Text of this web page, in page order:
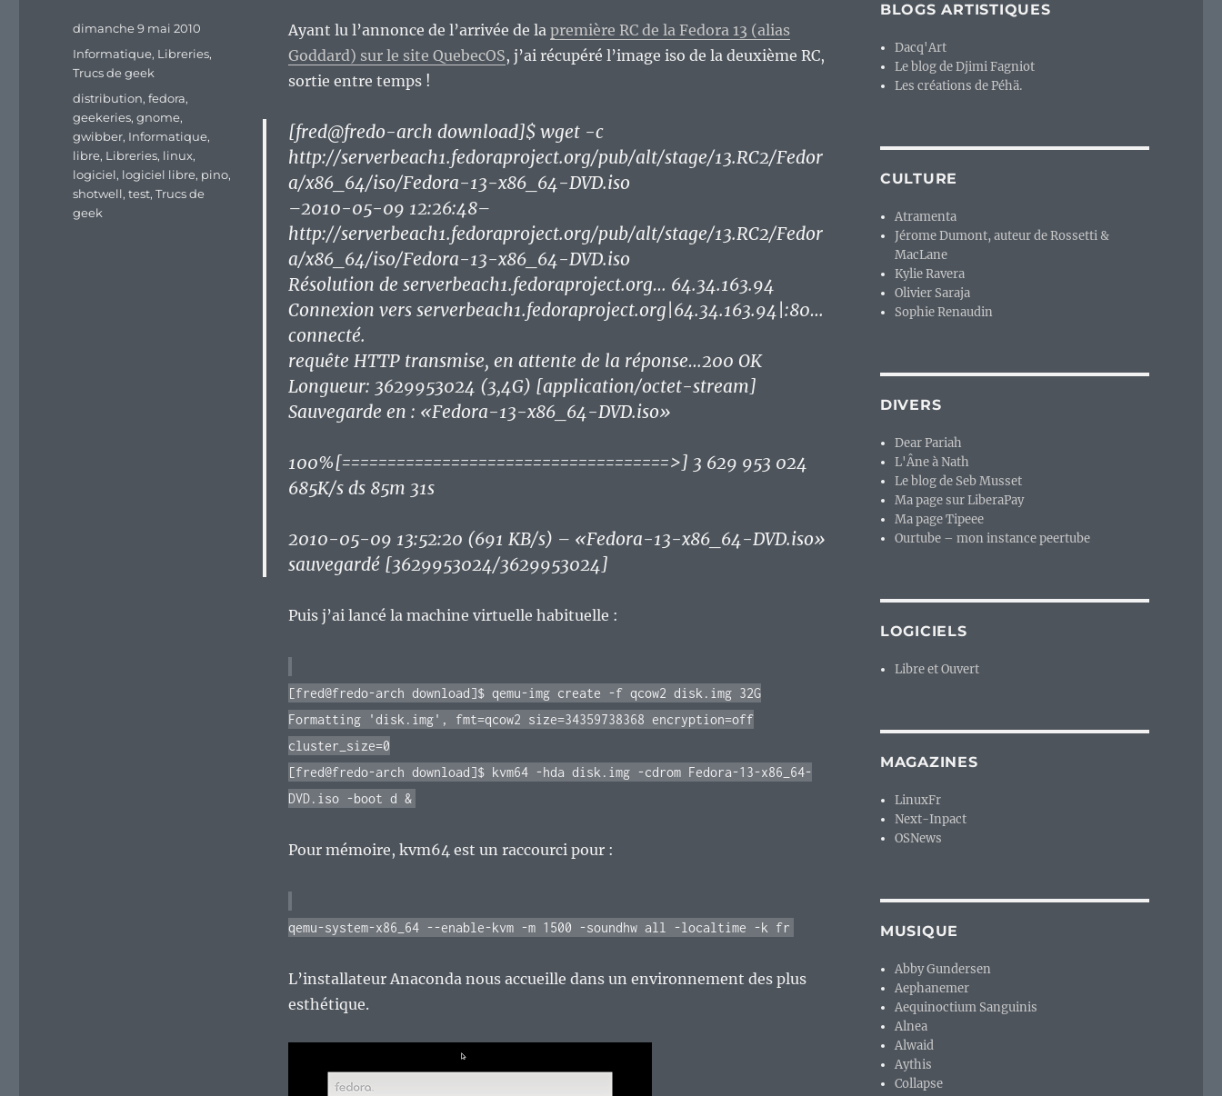
Ayant lu l’annonce de l’arrivée de la première RC de la Fedora 13 (alias
Goddard) sur le site QuebecOS, j’ai récupéré l’image iso de la deuxième RC,
sortie entre temps !
[fred@fredo-arch download]$ wget -c
http://serverbeach1.fedoraproject.org/pub/alt/stage/13.RC2/Fedor
a/x86_64/iso/Fedora-13-x86_64-DVD.iso
–2010-05-09 12:26:48–
http://serverbeach1.fedoraproject.org/pub/alt/stage/13.RC2/Fedor
a/x86_64/iso/Fedora-13-x86_64-DVD.iso
Résolution de serverbeach1.fedoraproject.org… 64.34.163.94
Connexion vers serverbeach1.fedoraproject.org|64.34.163.94|:80…
connecté.
requête HTTP transmise, en attente de la réponse…200 OK
Longueur: 3629953024 (3,4G) [application/octet-stream]
Sauvegarde en : «Fedora-13-x86_64-DVD.iso»
100%[====================================>] 3 629 953 024
685K/s ds 85m 31s
2010-05-09 13:52:20 (691 KB/s) – «Fedora-13-x86_64-DVD.iso»
sauvegardé [3629953024/3629953024]
Puis j’ai lancé la machine virtuelle habituelle :
[fred@fredo-arch download]$ qemu-img create -f qcow2 disk.img 32G
Formatting 'disk.img', fmt=qcow2 size=34359738368 encryption=off
cluster_size=0
[fred@fredo-arch download]$ kvm64 -hda disk.img -cdrom Fedora-13-x86_64-
DVD.iso -boot d &
Pour mémoire, kvm64 est un raccourci pour :
qemu-system-x86_64 --enable-kvm -m 1500 -soundhw all -localtime -k fr
L’installateur Anaconda nous accueille dans un environnement des plus
esthétique.
Publié
dimanche 9 mai 2010
Catégories
Informatique, Libreries,
Trucs de geek
Étiquettes
distribution,fedora,
geekeries,gnome,
gwibber, Informatique,
libre, Libreries, linux,
logiciel, logiciel libre, pino,
shotwell,test,Trucs de
geek
BLOGS ARTISTIQUES
Dacq'Art
Le blog de Djimi Fagniot
Les créations de Péhä.
CULTURE
Atramenta
Jérome Dumont, auteur de Rossetti &
MacLane
Kylie Ravera
Olivier Saraja
Sophie Renaudin
DIVERS
Dear Pariah
L'Âne à Nath
Le blog de Seb Musset
Ma page sur LiberaPay
Ma page Tipeee
Ourtube – mon instance peertube
LOGICIELS
Libre et Ouvert
MAGAZINES
LinuxFr
Next-Inpact
OSNews
MUSIQUE
Abby Gundersen
Aephanemer
Aequinoctium Sanguinis
Alnea
Alwaid
Aythis
Collapse